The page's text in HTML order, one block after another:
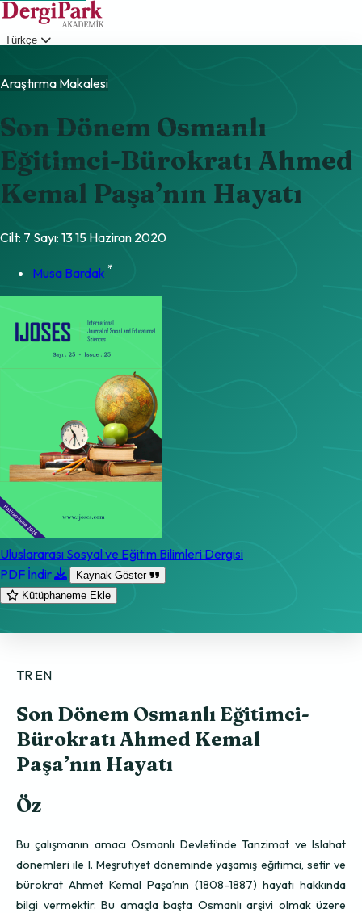
Türkçe
Araştırma Makalesi
Son Dönem Osmanlı
Eğitimci-Bürokratı Ahmed
Kemal Paşa’nın Hayatı
Cilt: 7 Sayı: 1315 Haziran 2020
Musa Bardak *
Uluslararası Sosyal ve Eğitim Bilimleri Dergisi
PDF İndir
Kaynak Göster
Kütüphaneme Ekle
TR EN
Son Dönem Osmanlı Eğitimci-
Bürokratı Ahmed Kemal
Paşa’nın Hayatı
Öz
Bu çalışmanın amacı Osmanlı Devleti’nde Tanzimat ve Islahat
dönemleri ile I. Meşrutiyet döneminde yaşamış eğitimci, sefir ve
bürokrat Ahmet Kemal Paşa’nın (1808-1887) hayatı hakkında
bilgi vermektir. Bu amaçla başta Osmanlı arşivi olmak üzere